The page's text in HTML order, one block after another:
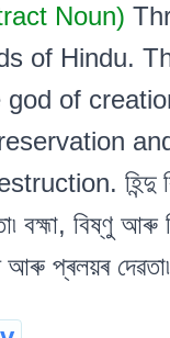
Noun)
of Hindu.
god of
হিন্দু
বহ্মা, বিষ্ণু
আৰু প্ৰলয়ৰ দেৱতা৷